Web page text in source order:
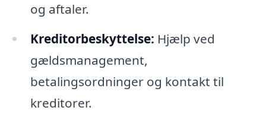
og aftaler.
Kreditorbeskyttelse: Hjælp ved
gældsmanagement,
betalingsordninger og kontakt til
kreditorer.